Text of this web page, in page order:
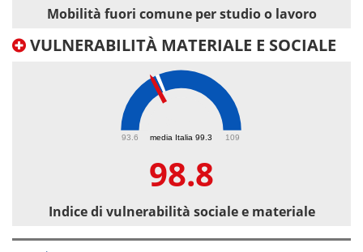
Mobilità fuori comune per studio o lavoro
VULNERABILITÀ MATERIALE E SOCIALE
media Italia 99.3
93.6 109
98.8
Indice di vulnerabilità sociale e materiale